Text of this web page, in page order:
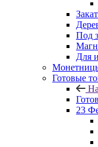
Под
Для
Готовые
23